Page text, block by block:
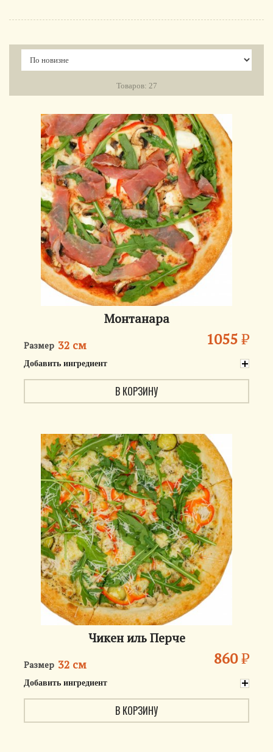
Товаров: 27
Монтанара
Размер 32 см 1055₽
Добавить ингредиент
В КОРЗИНУ
Чикен иль Перче
Размер 32 см 860₽
Добавить ингредиент
В КОРЗИНУ